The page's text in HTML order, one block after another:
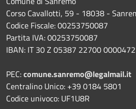
Corso Cavallotti, 59 - 18038 -
Codice Fiscale: 00253750087
Partita IVA: 00253750087
IBAN: IT 30 Z 05387 22700
PEC:comune.sanremo@legalmail.it
Centralino Unico: +39 0184 5801
Codice univoco: UF1U8R